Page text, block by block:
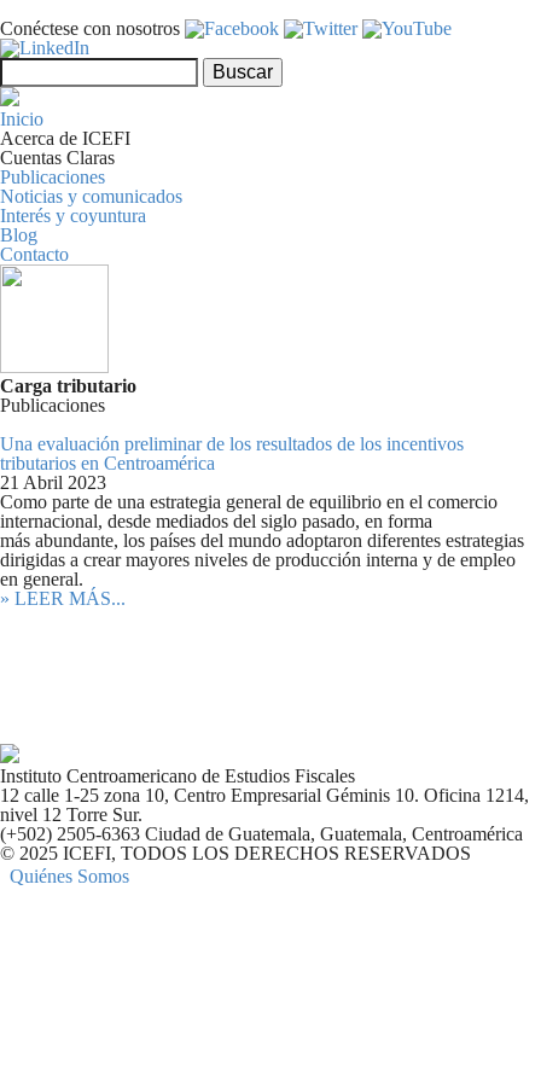
Conéctese con nosotros
Formulario de búsqueda
Buscar
Inicio
Acerca de ICEFI
Cuentas Claras
Publicaciones
Noticias y comunicados
Interés y coyuntura
Blog
Contacto
Carga tributario
Publicaciones
Una evaluación preliminar de los resultados de los incentivos
tributarios en Centroamérica
21 Abril 2023
Como parte de una estrategia general de equilibrio en el comercio
internacional, desde mediados del siglo pasado, en forma
más abundante, los países del mundo adoptaron diferentes estrategias
dirigidas a crear mayores niveles de producción interna y de empleo
en general.
» LEER MÁS...
Instituto Centroamericano de Estudios Fiscales
12 calle 1-25 zona 10, Centro Empresarial Géminis 10. Oficina 1214,
nivel 12 Torre Sur.
(+502) 2505-6363 Ciudad de Guatemala, Guatemala, Centroamérica
© 2025 ICEFI, TODOS LOS DERECHOS RESERVADOS
Quiénes Somos